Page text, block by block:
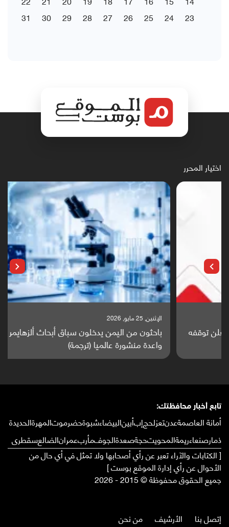
23
24
25
26
27
28
29
30
31
اختيار المحرر
باحثون من اليمن يدخلون سباق أبحاث ألزهايمر بدراسة
واعدة منشورة عالميا (ترجمة)
تابع أخبار محافظتك:
أمانة العاصمةعدنتعزلحجإبأبينالبيضاءشبوةحضرموتالمهرةالحديدة
ذمارصنعاءريمةالمحويتحجةصعدةالجوفمأربعمرانالضالعسقطرى
[ الكتابات والآراء تعبر عن رأي أصحابها ولا تمثل في أي حال من
الأحوال عن رأي إدارة الموقع بوست ]
جميع الحقوق محفوظة © 2015 - 2026
إتصل بنا الأرشيف من نحن